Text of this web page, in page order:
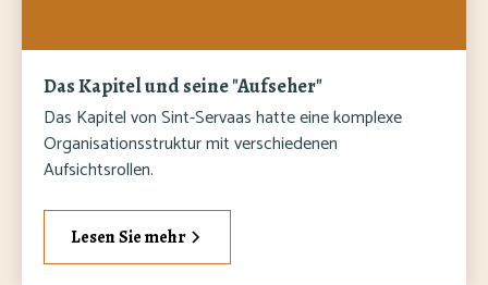
Das Kapitel und seine "Aufseher"
Das Kapitel von Sint-Servaas hatte eine komplexe
Organisationsstruktur mit verschiedenen
Aufsichtsrollen.
Lesen Sie mehr